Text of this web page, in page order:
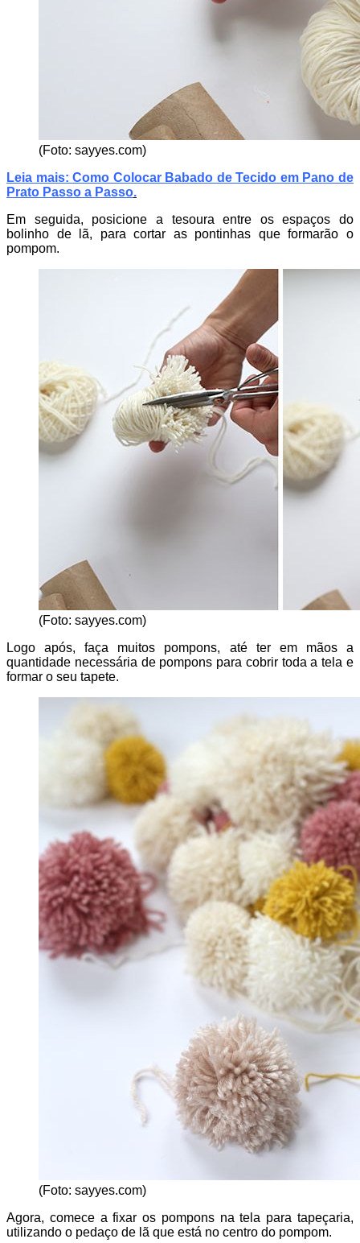
(Foto: sayyes.com)
Leia mais: Como Colocar Babado de Tecido em Pano de
Prato Passo a Passo.
Em seguida, posicione a tesoura entre os espaços do
bolinho de lã, para cortar as pontinhas que formarão o
pompom.
(Foto: sayyes.com)
Logo após, faça muitos pompons, até ter em mãos a
quantidade necessária de pompons para cobrir toda a tela e
formar o seu tapete.
(Foto: sayyes.com)
Agora, comece a fixar os pompons na tela para tapeçaria,
utilizando o pedaço de lã que está no centro do pompom.